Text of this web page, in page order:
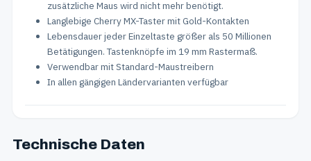
zusätzliche Maus wird nicht mehr benötigt.
Langlebige Cherry MX-Taster mit Gold-Kontakten
Lebensdauer jeder Einzeltaste größer als 50 Millionen
Betätigungen. Tastenknöpfe im 19 mm Rastermaß.
Verwendbar mit Standard-Maustreibern
In allen gängigen Ländervarianten verfügbar
Technische Daten